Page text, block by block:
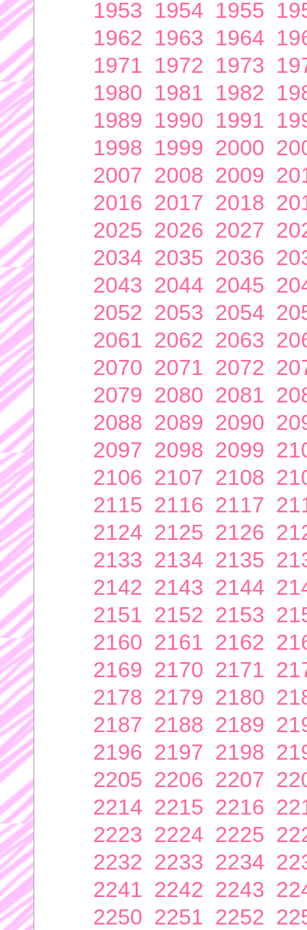
1953 1954 1955
1962 1963 1964
1971 1972 1973
1980 1981 1982
1989 1990 1991
1998 1999 2000
2007 2008 2009
2016 2017 2018
2025 2026 2027
2034 2035 2036
2043 2044 2045
2052 2053 2054
2061 2062 2063
2070 2071 2072
2079 2080 2081
2088 2089 2090
2097 2098 2099
2106 2107 2108
2115 2116 2117
2124 2125 2126
2133 2134 2135
2142 2143 2144
2151 2152 2153
2160 2161 2162
2169 2170 2171
2178 2179 2180
2187 2188 2189
2196 2197 2198
2205 2206 2207
2214 2215 2216
2223 2224 2225
2232 2233 2234
2241 2242 2243
2250 2251 2252